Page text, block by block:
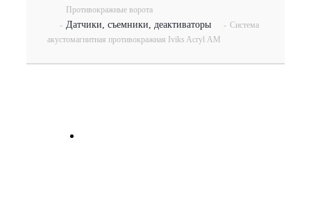
-
Противокражные ворота
Датчики, съемники, деактиваторы - Система
акустомагнитная противокражная Iviks Acryl АМ